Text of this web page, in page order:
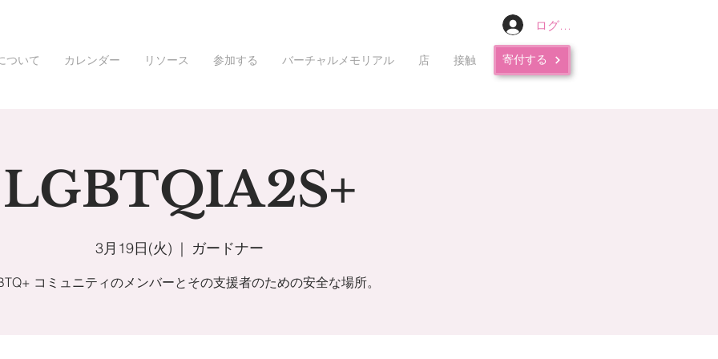
ログイン
ついて カレンダー リソース 参加する バーチャルメモリアル 店 接触 寄付する
LGBTQIA2S+
3月19日(火)
  |
ガードナー
コミュニティのメンバーとその支援者のための安全な場所。